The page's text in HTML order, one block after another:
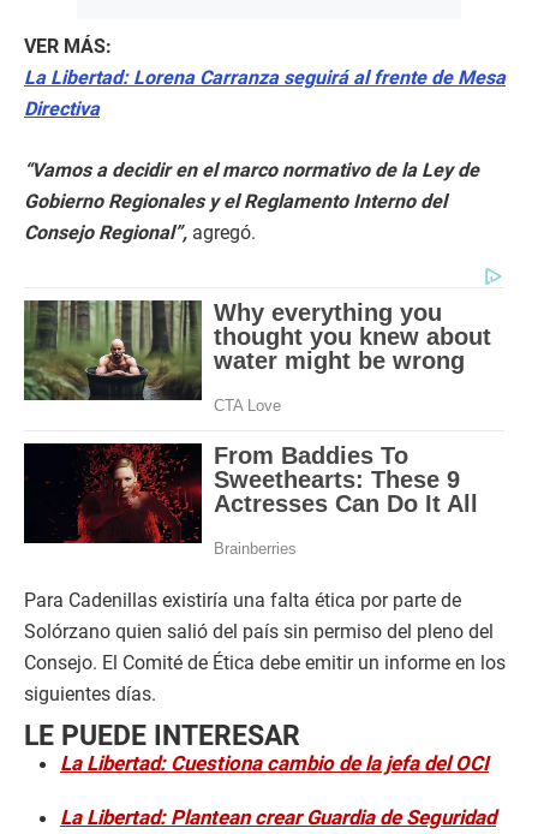
VER MÁS:
La Libertad: Lorena Carranza seguirá al frente de Mesa
Directiva
“Vamos a decidir en el marco normativo de la Ley de
Gobierno Regionales y el Reglamento Interno del
Consejo Regional”, agregó.
Para Cadenillas existiría una falta ética por parte de
Solórzano quien salió del país sin permiso del pleno del
Consejo. El Comité de Ética debe emitir un informe en los
siguientes días.
LE PUEDE INTERESAR
La Libertad: Cuestiona cambio de la jefa del OCI
La Libertad: Plantean crear Guardia de Seguridad